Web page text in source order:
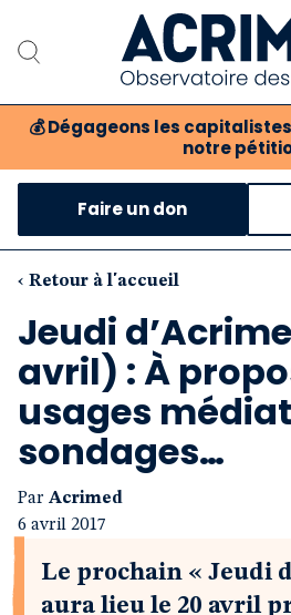
💰 Dégageons les
notre
Notre
Notre critique
Nos
Notre
Boutique
Faire un don
‹ Retour à l'accueil
Jeudi
avril) : À
usages
sondages…
Par Acrimed
6 avril 2017
Le prochain « Jeudi
aura lieu le 20 avril